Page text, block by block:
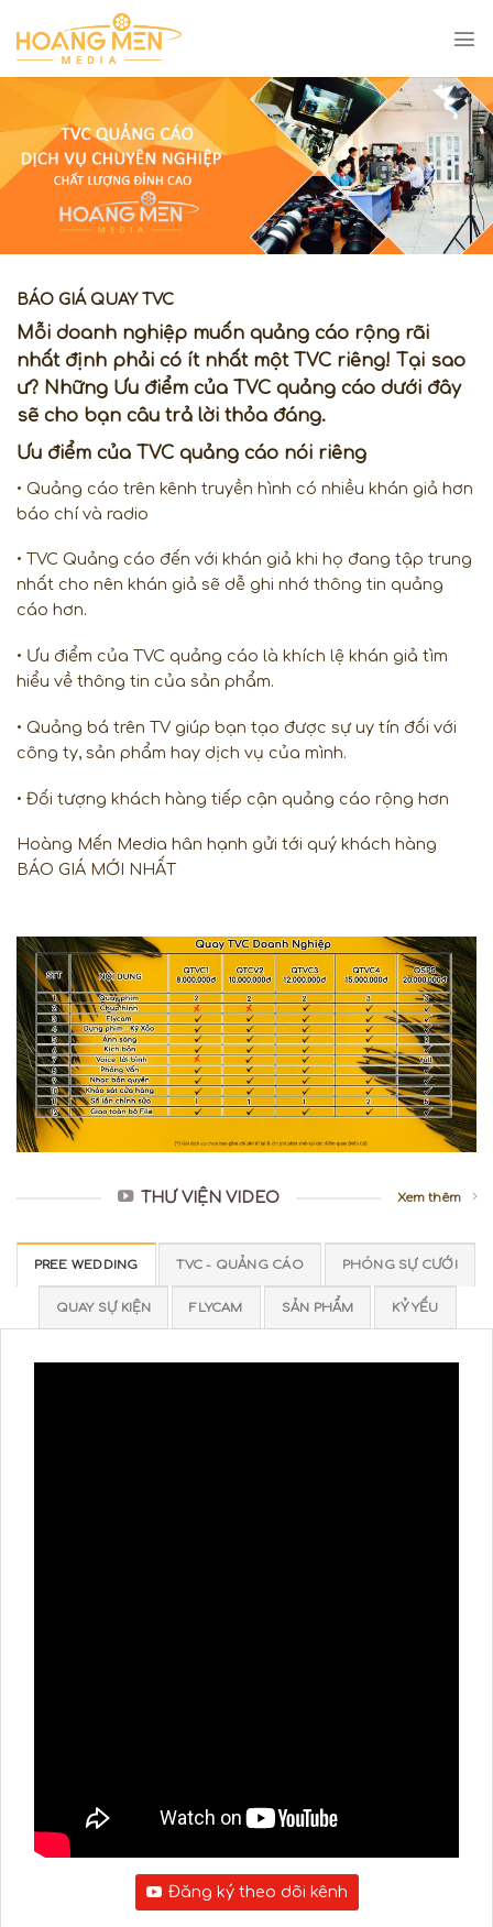
content
BÁO GIÁ QUAY TVC
Mỗi doanh nghiệp muốn quảng cáo rộng rãi
nhất định phải có ít nhất một TVC riêng! Tại sao
ư? Những Ưu điểm của TVC quảng cáo dưới đây
sẽ cho bạn câu trả lời thỏa đáng.
Ưu điểm của TVC quảng cáo nói riêng
• Quảng cáo trên kênh truyền hình có nhiều khán giả hơn
báo chí và radio
• TVC Quảng cáo đến với khán giả khi họ đang tập trung
nhất cho nên khán giả sẽ dễ ghi nhớ thông tin quảng
cáo hơn.
• Ưu điểm của TVC quảng cáo là khích lệ khán giả tìm
hiểu về thông tin của sản phẩm.
• Quảng bá trên TV giúp bạn tạo được sự uy tín đối với
công ty, sản phẩm hay dịch vụ của mình.
• Đối tượng khách hàng tiếp cận quảng cáo rộng hơn
Hoàng Mến Media hân hạnh gửi tới quý khách hàng
BÁO GIÁ MỚI NHẤT
THƯ VIỆN VIDEO Xem thêm
PREE WEDDING TVC - QUẢNG CÁO PHÓNG SỰ CƯỚI
QUAY SỰ KIỆN FLYCAM SẢN PHẨM KỶ YẾU
Đăng ký theo dõi kênh